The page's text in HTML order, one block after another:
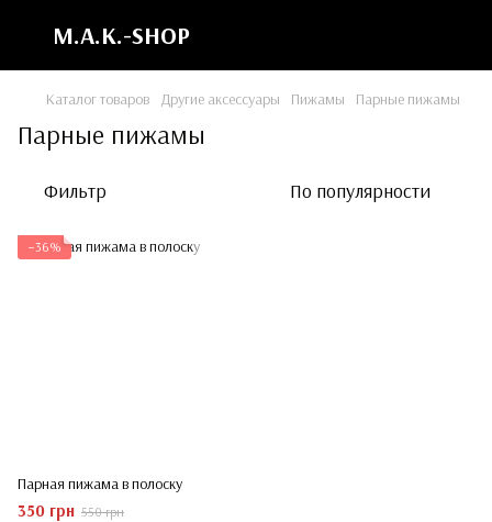
M.A.K.-SHOP
Каталог товаров Другие аксессуары Пижамы Парные пижамы
Парные пижамы
Фильтр По популярности
−36%
Парная пижама в полоску
350 грн 550 грн